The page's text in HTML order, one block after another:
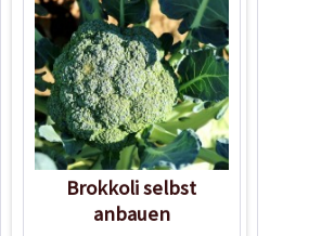
Brokkoli selbst
anbauen